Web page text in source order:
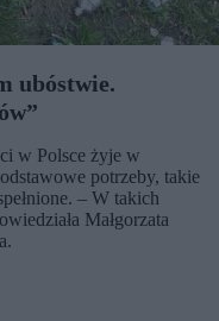
ubóstwie.
w Polsce żyje w
potrzeby, takie
– W takich
Małgorzata